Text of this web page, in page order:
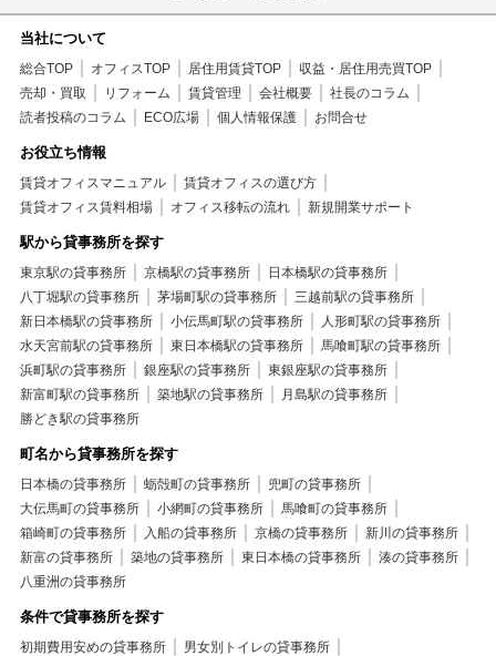
当社について
総合TOP オフィスTOP 居住用賃貸TOP
収益・居住用売買TOP
売却・買取
リフォーム 賃貸管理 会社概要
社長のコラム
読者投稿のコラム
ECO広場 個人情報保護 お問合せ
お役立ち情報
賃貸オフィスマニュアル
賃貸オフィスの選び方
賃貸オフィス賃料相場
オフィス移転の流れ 新規開業サポート
駅から貸事務所を探す
東京駅の貸事務所 京橋駅の貸事務所
日本橋駅の貸事務所
八丁堀駅の貸事務所
茅場町駅の貸事務所
三越前駅の貸事務所
新日本橋駅の貸事務所
小伝馬町駅の貸事務所
人形町駅の貸事務所
水天宮前駅の貸事務所
東日本橋駅の貸事務所
馬喰町駅の貸事務所
浜町駅の貸事務所
銀座駅の貸事務所
東銀座駅の貸事務所
新富町駅の貸事務所
築地駅の貸事務所
月島駅の貸事務所
勝どき駅の貸事務所
町名から貸事務所を探す
日本橋の貸事務所 蛎殻町の貸事務所
兜町の貸事務所
大伝馬町の貸事務所
小網町の貸事務所
馬喰町の貸事務所
箱崎町の貸事務所
入船の貸事務所 京橋の貸事務所
新川の貸事務所
新富の貸事務所
築地の貸事務所 東日本橋の貸事務所
湊の貸事務所
八重洲の貸事務所
条件で貸事務所を探す
初期費用安めの貸事務所
男女別トイレの貸事務所